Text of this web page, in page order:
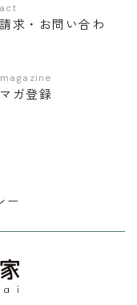
ー
求・お問い合わ
ガ登録